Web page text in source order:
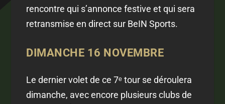
rencontre qui s’annonce festive et qui sera
retransmise en direct sur BeIN Sports.
DIMANCHE 16 NOVEMBRE
Le dernier volet de ce 7ᵉ tour se déroulera
dimanche, avec encore plusieurs clubs de